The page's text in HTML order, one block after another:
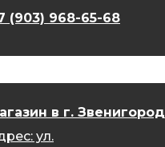
в г. Звенигород
ул.
(903) 968-65-68